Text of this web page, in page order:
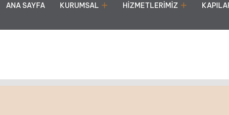
ANA SAYFA KURUMSAL HIZMETLERIMIZ